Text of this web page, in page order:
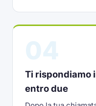
Ti rispondiamo
entro due